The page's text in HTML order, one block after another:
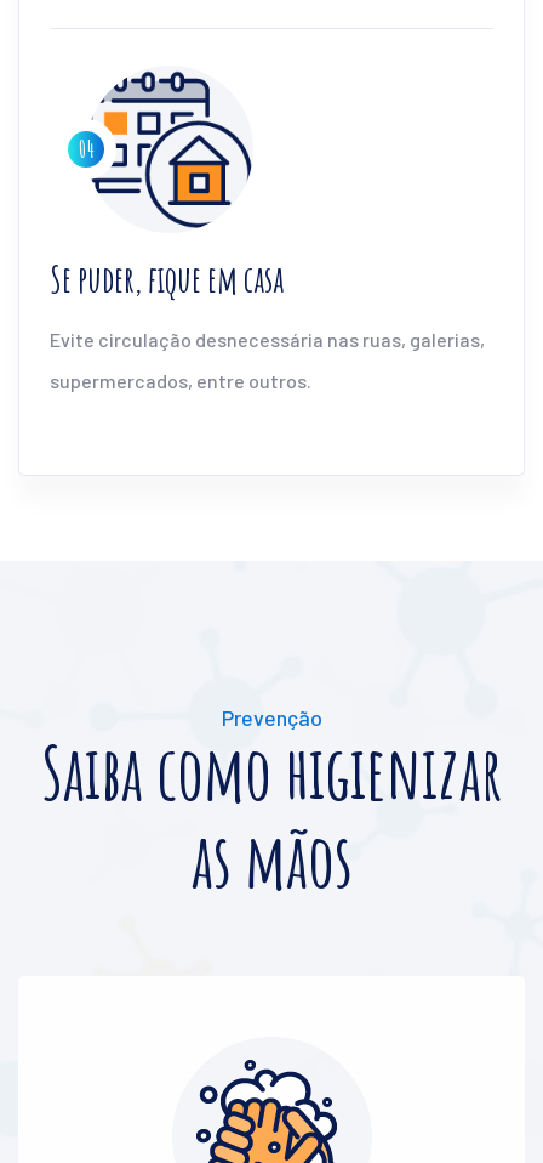
Se puder, fique em casa
Evite circulação desnecessária nas ruas, galerias,
supermercados, entre outros.
Prevenção
Saiba como higienizar
as mãos